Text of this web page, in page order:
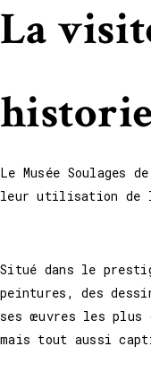
La
Le Musée Soulages
leur utilisation de
Situé dans le
peintures, des
ses œuvres les plus
mais tout aussi